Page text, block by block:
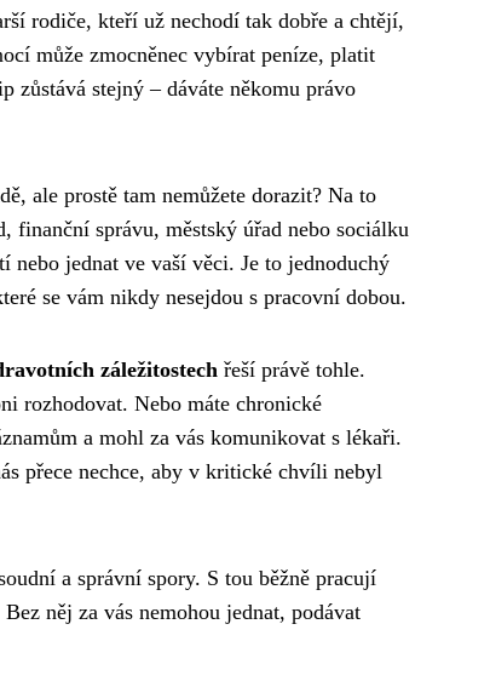
rodiče, kteří už nechodí tak dobře a chtějí,
může zmocněnec vybírat peníze, platit
zůstává stejný – dáváte někomu právo
ale prostě tam nemůžete dorazit? Na to
finanční správu, městský úřad nebo sociálku
nebo jednat ve vaší věci. Je to jednoduchý
se vám nikdy nesejdou s pracovní dobou.
záležitostech řeší právě tohle.
rozhodovat. Nebo máte chronické
a mohl za vás komunikovat s lékaři.
přece nechce, aby v kritické chvíli nebyl
a správní spory. S tou běžně pracují
něj za vás nemohou jednat, podávat